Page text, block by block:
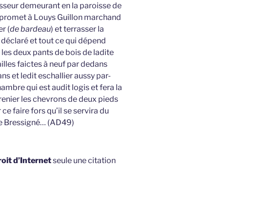
demeurant en la paroisse de
à Louys Guillon marchand
(de bardeau) et terrasser la
et tout ce qui dépend
deux pants de bois de ladite
faictes à neuf par dedans
et ledit eschallier aussy par-
qui est audit logis et fera la
les chevrons de deux pieds
faire fors qu’il se servira du
Bressigné… (AD49)
d’Internetseule une citation